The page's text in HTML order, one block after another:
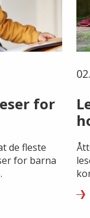
for
de fleste
for barna